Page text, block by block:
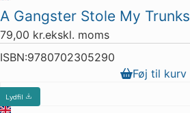
A Gangster Stole My Trunks
79,00 kr.ekskl. moms
ISBN:9780702305290
Føj til kurv
Lydfil